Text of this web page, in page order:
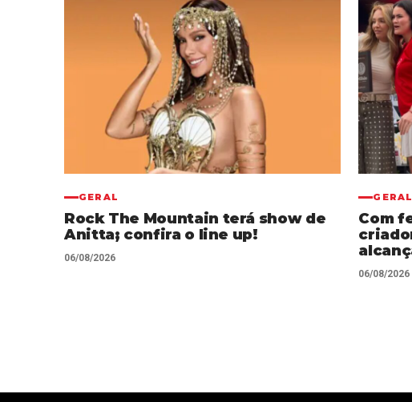
GERAL
Rock The Mountain terá show de
Anitta; confira o line up!
06/08/2026
GERAL
Com
06/08/2026